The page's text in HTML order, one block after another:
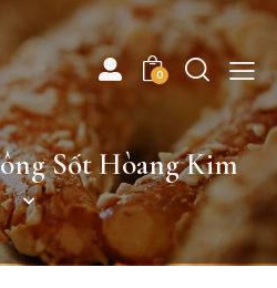
0
Sốt Hòang Kim